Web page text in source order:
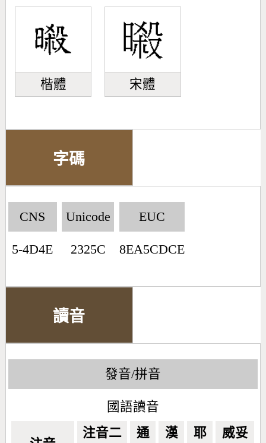
楷體 宋體
字碼
CNS
5-4D4E
Unicode
2325C
EUC
8EA5CDCE
讀音
發音/拼音
國語讀音
注音二 通 漢 耶 威妥